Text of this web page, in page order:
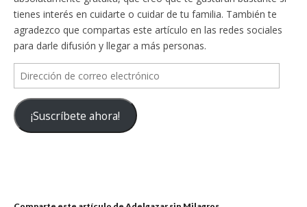
tienes interés en cuidarte o cuidar de tu familia. También te
agradezco que compartas este artículo en las redes sociales
para darle difusión y llegar a más personas.
Dirección
de
correo
electrónico
¡Suscríbete ahora!